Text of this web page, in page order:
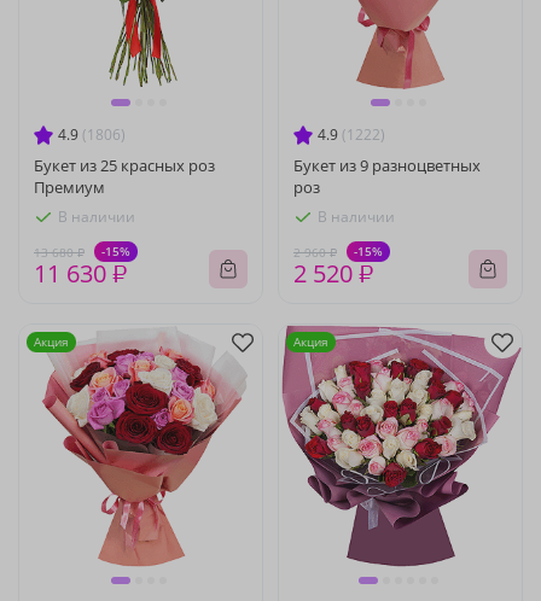
4.9 (1806)
Букет из 25 красных роз
Премиум
В наличии
13 680 ₽ -15%
11 630 ₽
4.9 (1222)
Букет из 9 разноцветных
роз
В наличии
2 960 ₽ -15%
2 520 ₽
Акция Акция